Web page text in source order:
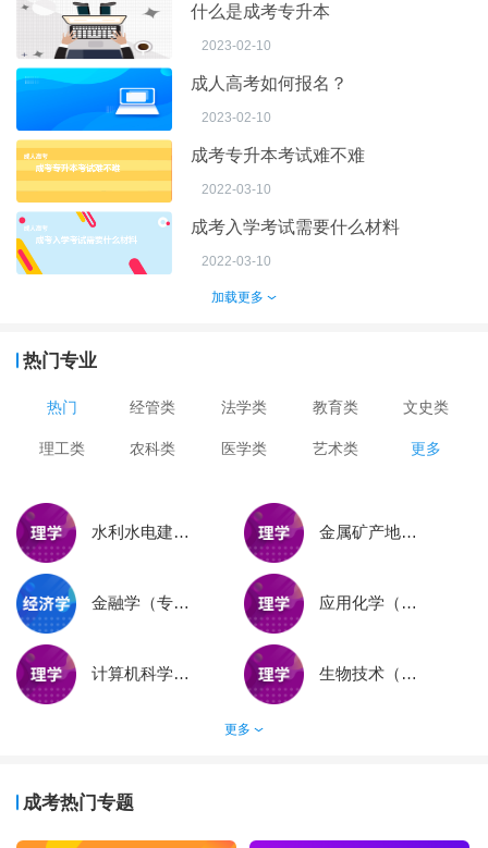
什么是成考专升本
2023-02-10
成人高考如何报名？
2023-02-10
成考专升本考试难不难
2022-03-10
成考入学考试需要什么材料
2022-03-10
加载更多
热门专业
更多
热门 经管类 法学类 教育类 文史类
理工类 农科类 医学类 艺术类
水利水电建筑工程（高升专） 金属矿产地质与勘查技术（高升专）
金融学（专升本） 应用化学（专升本）
计算机科学与技术（专升本） 生物技术（高起本）
更多
成考热门专题